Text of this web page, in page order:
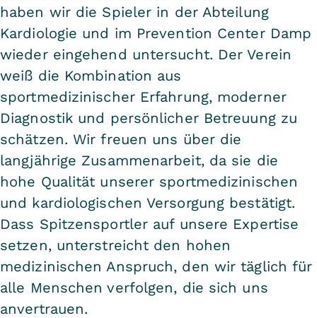
haben wir die Spieler in der Abteilung
Kardiologie und im Prevention Center Damp
wieder eingehend untersucht. Der Verein
weiß die Kombination aus
sportmedizinischer Erfahrung, moderner
Diagnostik und persönlicher Betreuung zu
schätzen. Wir freuen uns über die
langjährige Zusammenarbeit, da sie die
hohe Qualität unserer sportmedizinischen
und kardiologischen Versorgung bestätigt.
Dass Spitzensportler auf unsere Expertise
setzen, unterstreicht den hohen
medizinischen Anspruch, den wir täglich für
alle Menschen verfolgen, die sich uns
anvertrauen.